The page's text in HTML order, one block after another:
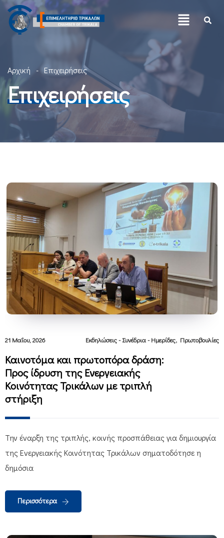
Αρχική Επιχειρήσεις
Επιχειρήσεις
21 Μαΐου, 2026 Εκδηλώσεις - Συνέδρια - Ημερίδες, Πρωτοβουλίες
Καινοτόμα και πρωτοπόρα δράση:
Προς ίδρυση της Ενεργειακής
Κοινότητας Τρικάλων με τριπλή
στήριξη
Την έναρξη της τριπλής, κοινής προσπάθειας για δημιουργία
της Ενεργειακής Κοινότητας Τρικάλων σηματοδότησε η
δημόσια
Περισσότερα